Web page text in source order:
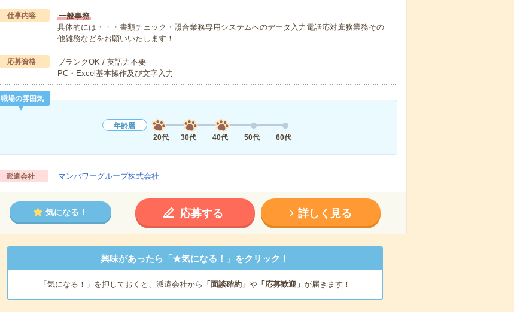
仕事内容
一般事務
具体的には・・・書類チェック・照合業務専用システムへのデータ入力電話応対庶務業務その
他雑務などをお願いいたします！
応募資格
ブランクOK / 英語力不要
PC・Excel基本操作及び文字入力
職場の雰囲気
年齢層
20代
30代 40代 50代 60代
派遣会社 マンパワーグループ株式会社
気になる！ 応募する 詳しく見る
興味があったら「★気になる！」をクリック！
「気になる！」を押しておくと、派遣会社から 「面談確約」 や「応募歓迎」 が届きます！